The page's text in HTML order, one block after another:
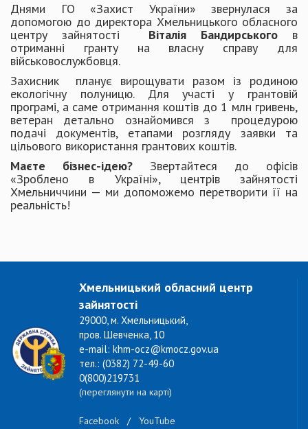
Днями ГО «Захист України» звернулася за
допомогою до директора Хмельницького обласного
центру зайнятості Віталія Бандирського в
отриманні гранту на власну справу для
військовослужбовця.
Захисник планує вирощувати разом із родиною
екологічну полуницю. Для участі у грантовій
програмі, а саме отримання коштів до 1 млн гривень,
ветеран детально ознайомився з процедурою
подачі документів, етапами розгляду заявки та
цільового використання грантових коштів.
Маєте бізнес-ідею? Звертайтеся до офісів
«Зроблено в Україні», центрів зайнятості
Хмельниччини — ми допоможемо перетворити її на
реальність!
Хмельницький обласний центр
зайнятості
29000, м. Хмельницький,
пров. Шевченка, 10
e-mail: khm-ocz@kmocz.gov.ua
тел.: (0382) 72-49-60
0(800)219731
(переглянути на карті)
Facebook / YouTube